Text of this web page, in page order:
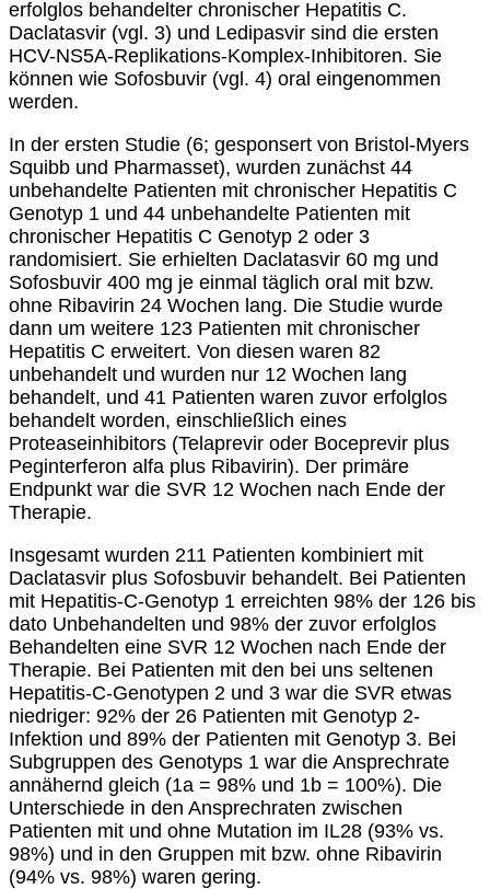
erfolglos behandelter chronischer Hepatitis C.
Daclatasvir (vgl. 3) und Ledipasvir sind die ersten
HCV-NS5A-Replikations-Komplex-Inhibitoren. Sie
können wie Sofosbuvir (vgl. 4) oral eingenommen
werden.
In der ersten Studie (6; gesponsert von Bristol-Myers
Squibb und Pharmasset), wurden zunächst 44
unbehandelte Patienten mit chronischer Hepatitis C
Genotyp 1 und 44 unbehandelte Patienten mit
chronischer Hepatitis C Genotyp 2 oder 3
randomisiert. Sie erhielten Daclatasvir 60 mg und
Sofosbuvir 400 mg je einmal täglich oral mit bzw.
ohne Ribavirin 24 Wochen lang. Die Studie wurde
dann um weitere 123 Patienten mit chronischer
Hepatitis C erweitert. Von diesen waren 82
unbehandelt und wurden nur 12 Wochen lang
behandelt, und 41 Patienten waren zuvor erfolglos
behandelt worden, einschließlich eines
Proteaseinhibitors (Telaprevir oder Boceprevir plus
Peginterferon alfa plus Ribavirin). Der primäre
Endpunkt war die SVR 12 Wochen nach Ende der
Therapie.
Insgesamt wurden 211 Patienten kombiniert mit
Daclatasvir plus Sofosbuvir behandelt. Bei Patienten
mit Hepatitis-C-Genotyp 1 erreichten 98% der 126 bis
dato Unbehandelten und 98% der zuvor erfolglos
Behandelten eine SVR 12 Wochen nach Ende der
Therapie. Bei Patienten mit den bei uns seltenen
Hepatitis-C-Genotypen 2 und 3 war die SVR etwas
niedriger: 92% der 26 Patienten mit Genotyp 2-
Infektion und 89% der Patienten mit Genotyp 3. Bei
Subgruppen des Genotyps 1 war die Ansprechrate
annähernd gleich (1a = 98% und 1b = 100%). Die
Unterschiede in den Ansprechraten zwischen
Patienten mit und ohne Mutation im IL28 (93% vs.
98%) und in den Gruppen mit bzw. ohne Ribavirin
(94% vs. 98%) waren gering.